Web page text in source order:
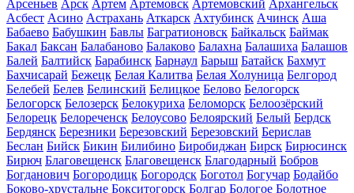
Арсеньев Арск Артем Артемовск Артемовский Архангельск
Асбест Асино Астрахань Аткарск Ахтубинск Ачинск Аша
Бабаево Бабушкин Бавлы Багратионовск Байкальск Баймак
Бакал Баксан Балабаново Балаково Балахна Балашиха Балашов
Балей Балтийск Барабинск Барнаул Барыш Батайск Бахмут
Бахчисарай Бежецк Белая Калитва Белая Холуница Белгород
Белебей Белев Белинский Белицкое Белово Белогорск
Белогорск Белозерск Белокуриха Беломорск Белоозёрский
Белорецк Белореченск Белоусово Белоярский Белый Бердск
Бердянск Березники Березовский Березовский Берислав
Беслан Бийск Бикин Билибино Биробиджан Бирск Бирюсинск
Бирюч Благовещенск Благовещенск Благодарный Бобров
Богданович Богородицк Богородск Боготол Богучар Бодайбо
Боково-хрустальне Бокситогорск Болгар Бологое Болотное